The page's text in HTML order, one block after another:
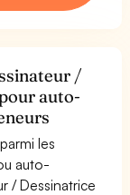
/
auto-
les
auto-
/ Dessinatrice